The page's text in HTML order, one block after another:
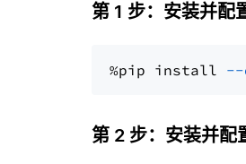
第 1 步：安装并配
%pip install --
第 2 步：安装并